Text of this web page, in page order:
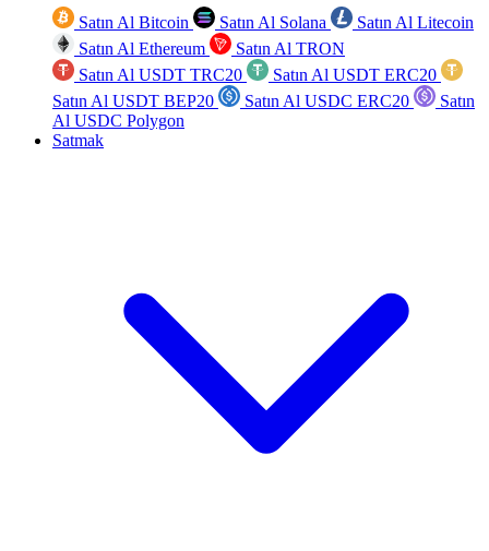
Satın Al Bitcoin Satın Al Solana
Satın Al Litecoin
Satın Al Ethereum
Satın Al TRON
Satın Al USDT TRC20
Satın Al USDT ERC20
Satın Al USDT BEP20
Satın Al USDC ERC20
Satın
Al USDC Polygon
Satmak